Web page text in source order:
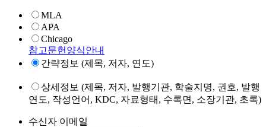
MLA
APA
Chicago
참고문헌양식안내
간략정보 (제목, 저자, 연도)
상세정보 (제목, 저자, 발행기관, 학술지명, 권호, 발행
연도, 작성언어, KDC, 자료형태, 수록면, 소장기관, 초록)
수신자 이메일